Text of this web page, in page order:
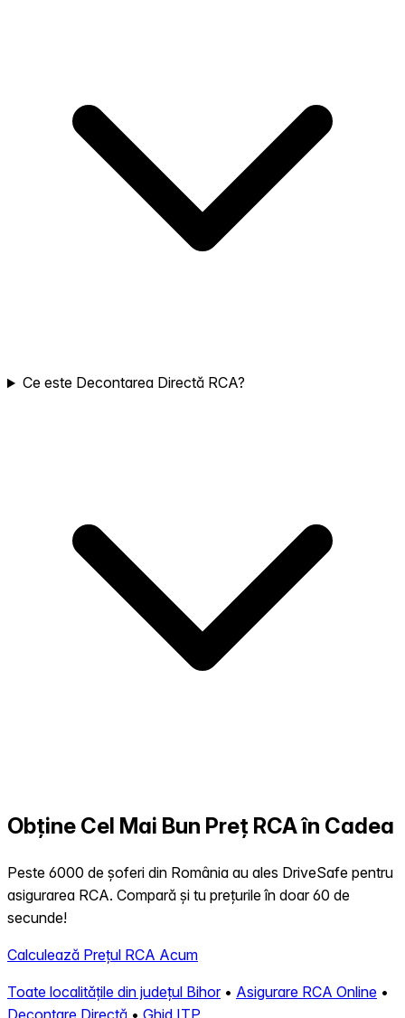
Ce este Decontarea Directă RCA?
Obține Cel Mai Bun Preț RCA în Cadea
Peste 6000 de șoferi din România au ales DriveSafe pentru
asigurarea RCA. Compară și tu prețurile în doar 60 de
secunde!
Calculează Prețul RCA Acum
Toate localitățile din județul Bihor• Asigurare RCA Online •